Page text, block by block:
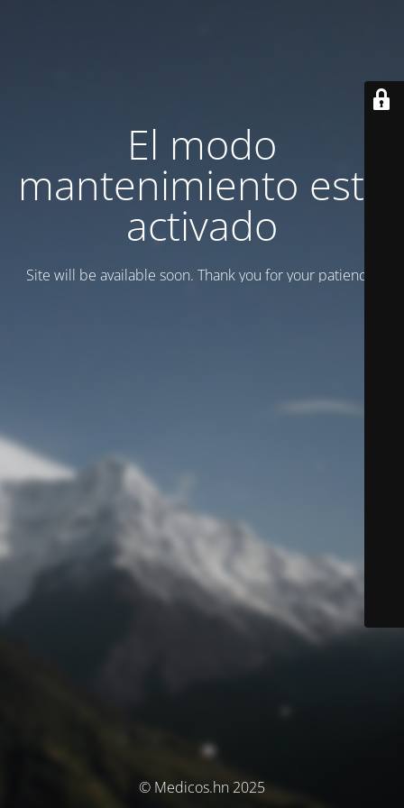
El modo
mantenimiento está
activado
Site will be available soon. Thank you for your patience!
© Medicos.hn 2025